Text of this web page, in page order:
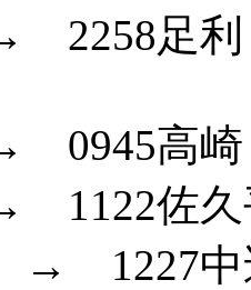
2258足利
0945高崎
1122佐
→ 1227中